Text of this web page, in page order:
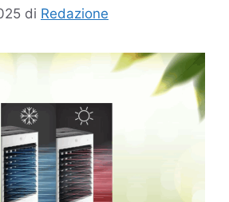
di Redazione